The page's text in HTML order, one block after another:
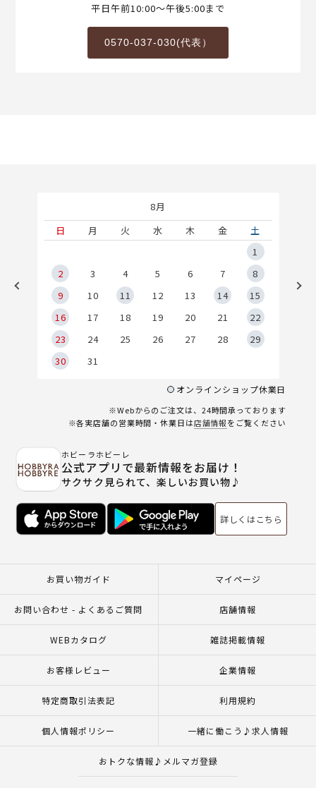
平日午前10:00～午後5:00まで
0570-037-030(代表）
8月
日
月 火 水 木 金
土
1
2
3 4 5 6 7
8
9
10 11 12 13 14
15
16
17 18 19 20 21
22
23
24 25 26 27 28
29
30
31
オンラインショップ休業日
※Webからのご注文は、24時間承っております
※各実店舗の営業時間・休業日は店舗情報をご覧ください
ホビーラホビーレ
公式アプリで最新情報をお届け！
サクサク見られて、楽しいお買い物♪
詳しくはこちら
お買い物ガイド マイページ
お問い合わせ - よくあるご質問 店舗情報
WEBカタログ 雑誌掲載情報
お客様レビュー 企業情報
特定商取引法表記 利用規約
個人情報ポリシー 一緒に働こう♪求人情報
おトクな情報♪メルマガ登録